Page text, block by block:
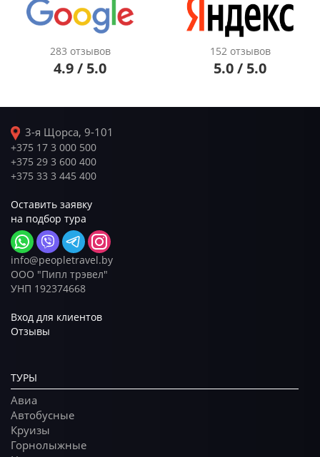
283 отзывов
4.9 / 5.0
152 отзывов
5.0 / 5.0
3-я Щорса, 9-101
+375 17 3 000 500
+375 29 3 600 400
+375 33 3 445 400
Оставить заявку
на подбор тура
info@peopletravel.by
ООО "Пипл трэвел"
УНП 192374668
Вход для клиентов
Отзывы
ТУРЫ
Авиа
Автобусные
Круизы
Горнолыжные